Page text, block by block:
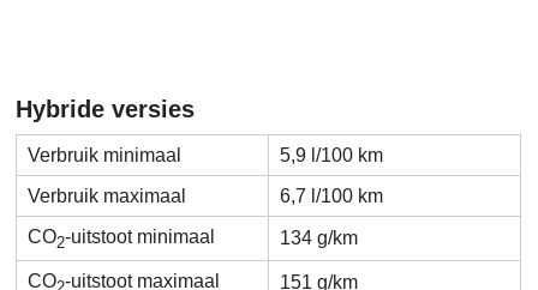
Hybride versies
Verbruik minimaal
5,9 l/100 km
Verbruik maximaal
6,7 l/100 km
CO2-uitstoot minimaal 134 g/km
CO -uitstoot maximaal 151 g/km